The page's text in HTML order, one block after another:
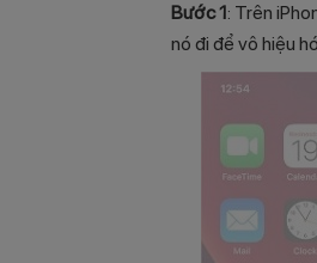
Bước 1: Trên
nó đi để vô hiệu